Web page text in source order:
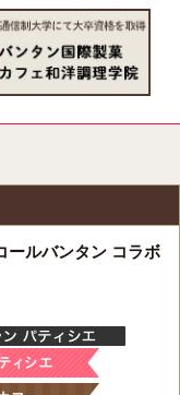
ールバンタン コラボ